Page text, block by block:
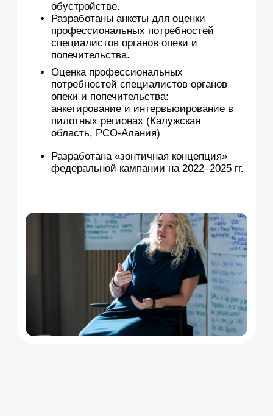
ОКАЗАТЬ ПОМОЩЬ
ФОНДУ
ПОЖЕРТВОВАНИЕ
Ежемесячно
отписатьсяот
300 ₽
500 ₽ 1000 ₽